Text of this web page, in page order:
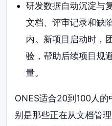
研发数据自动沉淀与
文档、评审记录和缺
内。新项目启动时，
验，帮助后续项目规
量。
ONES适合20到100人
别是那些正在从文档管